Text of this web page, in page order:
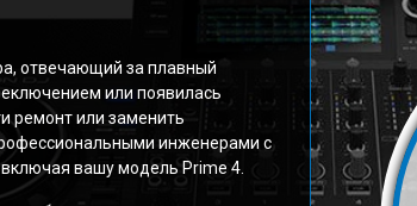
отвечающий за плавный
или появилась
ремонт или заменить
инженерами с
вашу модель Prime 4.